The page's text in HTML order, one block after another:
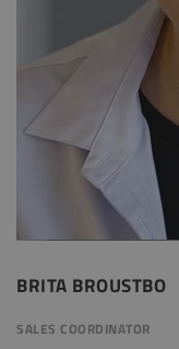
BRITA BROUSTBO
SALES COORDINATOR